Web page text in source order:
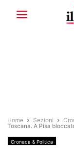
Home Sezioni
Toscana. A Pisa
Cronaca & Politica